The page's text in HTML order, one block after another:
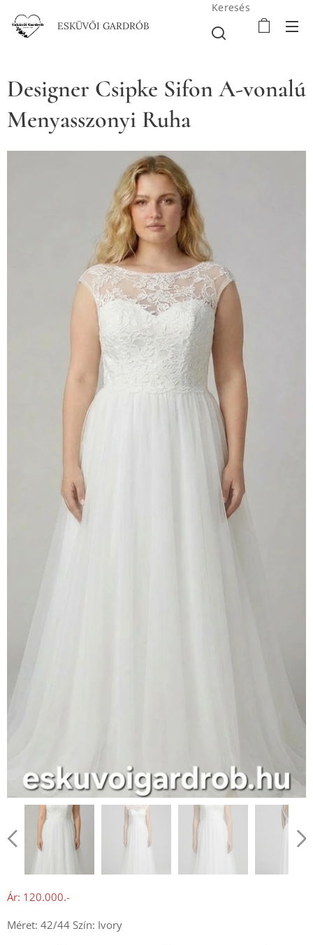
ESKÜVŐI GARDRÓB
Keresés
Designer Csipke Sifon A-vonalú
Menyasszonyi Ruha
Ár: 120.000.-
Méret: 42/44 Szín: Ivory